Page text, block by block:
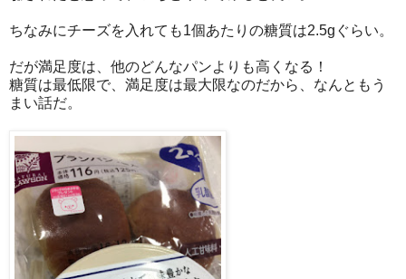
ちなみにチーズを入れても1個あたりの糖質は2.5gぐらい。
だが満足度は、他のどんなパンよりも高くなる！
糖質は最低限で、満足度は最大限なのだから、なんともう
まい話だ。